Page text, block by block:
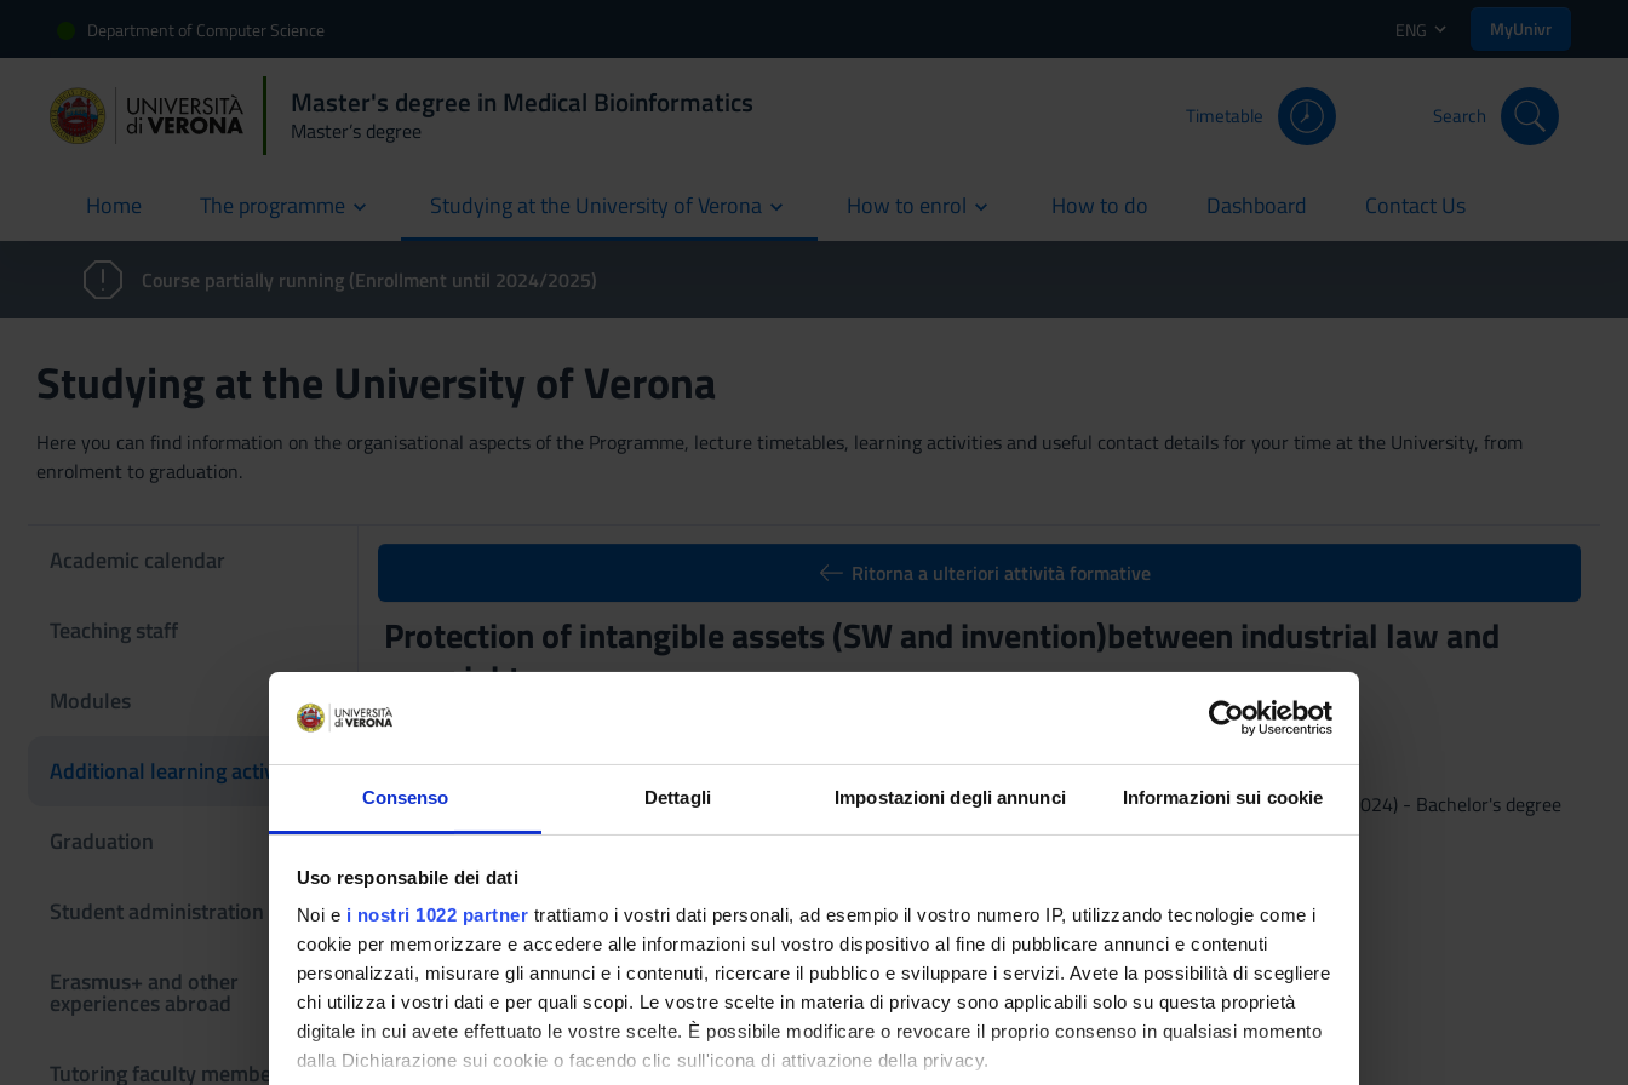
Consenso Dettagli Impostazioni degli annunci Informazioni sui cookie
Uso responsabile dei dati
Noi e i nostri 1022 partner trattiamo i vostri dati personali, ad esempio il vostro numero IP, utilizzando tecnologie come i
cookie per memorizzare e accedere alle informazioni sul vostro dispositivo al fine di pubblicare annunci e contenuti
personalizzati, misurare gli annunci e i contenuti, ricercare il pubblico e sviluppare i servizi. Avete la possibilità di scegliere
chi utilizza i vostri dati e per quali scopi. Le vostre scelte in materia di privacy sono applicabili solo su questa proprietà
digitale in cui avete effettuato le vostre scelte. È possibile modificare o revocare il proprio consenso in qualsiasi momento
dalla Dichiarazione sui cookie o facendo clic sull'icona di attivazione della privacy.
Department of Computer Science ENG MyUnivr
Master's degree in Medical Bioinformatics
Master’s degree
Timetable Search
Home
current The programme Studying at the University of Verona How to enrol How to do
current Dashboard
current Contact Us
current
Course partially running (Enrollment until 2024/2025)
Studying at the University of Verona
Here you can find information on the organisational aspects of the Programme, lecture timetables, learning activities and useful contact details for your time at the University, from
enrolment to graduation.
Academic calendar
Teaching staff
Modules
Additional learning activities
Graduation
Student administration
Erasmus+ and other
experiences abroad
Tutoring faculty members
Ritorna a ulteriori attività formative
Protection of intangible assets (SW and invention)between industrial law and
copyright
Teaching code
The course is given by
Protection of intangible assets (SW and invention)between industrial law and copyright(2023/2024) - Bachelor's degree
in Bioinformatics